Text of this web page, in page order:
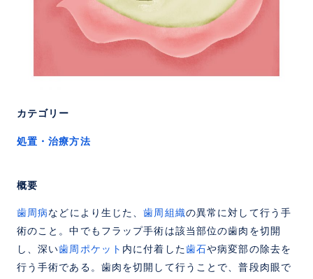
カテゴリー
処置・治療方法
概要
歯周病などにより生じた、歯周組織の異常に対して行う手
術のこと。中でもフラップ手術は該当部位の歯肉を切開
し、深い歯周ポケット 内に付着した歯石や病変部の除去を
行う手術である。歯肉を切開して行うことで、普段肉眼で